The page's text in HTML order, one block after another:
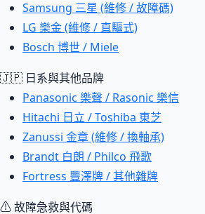
Samsung 三星 (維修 / 故障碼)
LG 樂金 (維修 / 直驅式)
Bosch 博世 / Miele
🇯🇵 日系與其他品牌
Panasonic 樂聲 / Rasonic 樂信
Hitachi 日立 / Toshiba 東芝
Zanussi 金章 (維修 / 換軸承)
Brandt 白朗 / Philco 飛歌
Fortress 豐澤牌 / 其他雜牌
⚠ 故障急救與代碼